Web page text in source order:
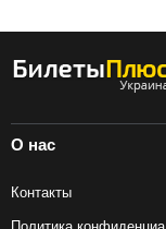
О нас
Контакты